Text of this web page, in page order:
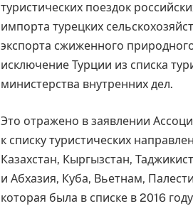
туристических поездок
импорта турецких
экспорта сжиженного
исключение Турции из списка
министерства внутренних дел.
Это отражено в заявлении
к списку туристических
Казахстан, Кыргызстан,
и Абхазия, Куба, Вьетнам,
которая была в списке в 2016